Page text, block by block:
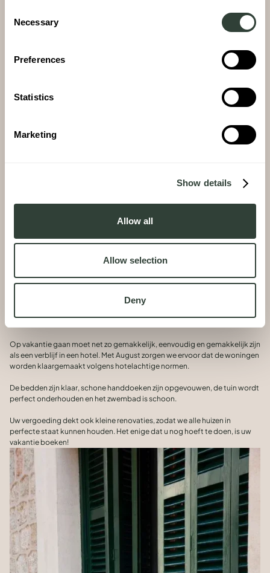
Selection
Necessary
Preferences
Statistics
Marketing
Show details
Allow all
Allow selection
Deny
Wij beheren en onderhouden uw huizen
om ervoor te zorgen dat u de best
mogelijke ervaring hebt
Op vakantie gaan moet net zo gemakkelijk, eenvoudig en gemakkelijk zijn
als een verblijf in een hotel. Met August zorgen we ervoor dat de woningen
worden klaargemaakt volgens hotelachtige normen.
De bedden zijn klaar, schone handdoeken zijn opgevouwen, de tuin wordt
perfect onderhouden en het zwembad is schoon.
Uw vergoeding dekt ook kleine renovaties, zodat we alle huizen in
perfecte staat kunnen houden. Het enige dat u nog hoeft te doen, is uw
vakantie boeken!